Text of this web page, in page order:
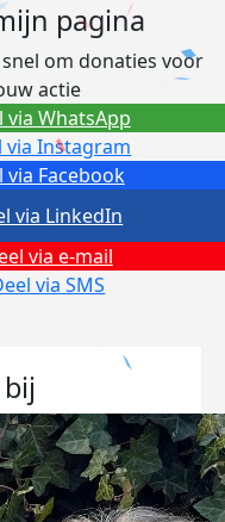
pagina
om donaties voor
actie
Facebook
via Instagram
via e-mail
via SMS
via LinkedIn
via WhatsApp